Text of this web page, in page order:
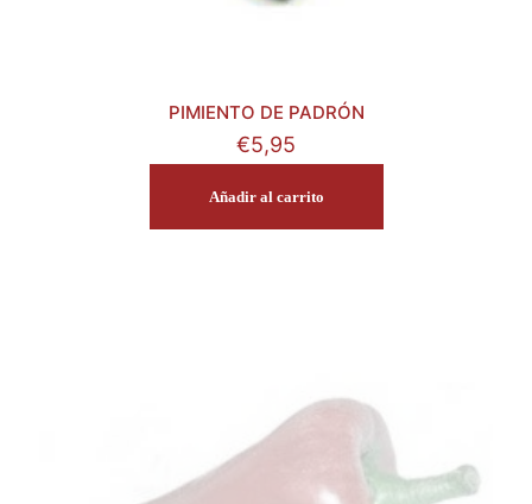
PIMIENTO DE PADRÓN
€5,95
Añadir al carrito